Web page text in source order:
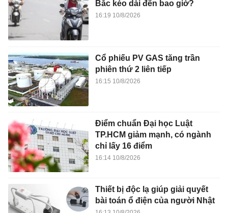
Bắc kéo dài đến bao giờ?
16:19 10/8/2026
Cổ phiếu PV GAS tăng trần
phiên thứ 2 liên tiếp
16:15 10/8/2026
Điểm chuẩn Đại học Luật
TP.HCM giảm mạnh, có ngành
chỉ lấy 16 điểm
16:14 10/8/2026
Thiết bị độc lạ giúp giải quyết
bài toán ổ điện của người Nhật